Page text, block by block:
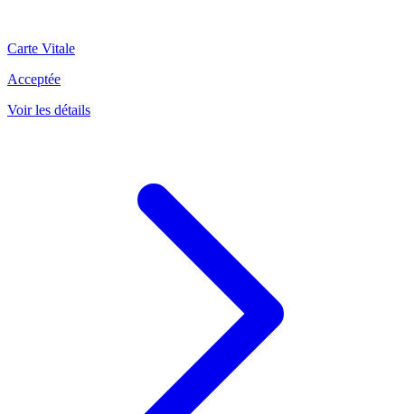
Carte Vitale
Acceptée
Voir les détails